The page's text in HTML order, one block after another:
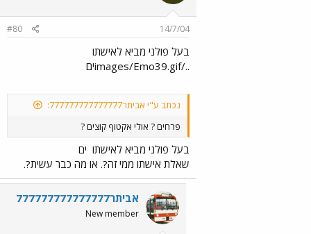
14/7/04
#80
בעל פולני מביא לאישתו
../images/Emo39.gifים
נכתב ע"י אביתר777777777777777:
פרחים ? אולי אקטוף קוצים ?
בעל פולני מביא לאישתו ים
שאלת אישתו ממי זה?. או מה כבר עשית?.
אביתר777777777777777
New member